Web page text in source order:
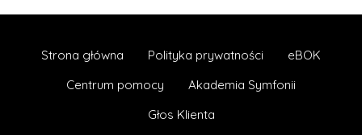
Strona główna Polityka prywatności
eBOK
Centrum pomocy
Akademia Symfonii
Głos Klienta